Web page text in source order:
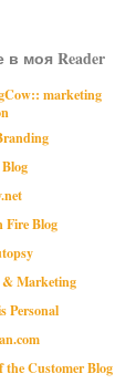
в моя Reader
marketing
Fire Blog
Marketing
Personal
the Customer Blog